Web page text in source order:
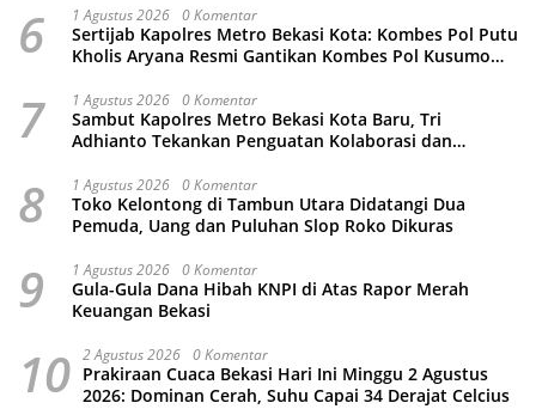
6 1 Agustus 2026 0 Komentar
Sertijab Kapolres Metro Bekasi Kota: Kombes Pol Putu
Kholis Aryana Resmi Gantikan Kombes Pol Kusumo
7 1 Agustus 2026 0 Komentar
Sambut Kapolres Metro Bekasi Kota Baru, Tri
Adhianto Tekankan Penguatan Kolaborasi dan
8 1 Agustus 2026 0 Komentar
Toko Kelontong di Tambun Utara Didatangi Dua
Pemuda, Uang dan Puluhan Slop Roko Dikuras
9 1 Agustus 2026 0 Komentar
Gula-Gula Dana Hibah KNPI di Atas Rapor Merah
Keuangan Bekasi
10 2 Agustus 2026 0 Komentar
Prakiraan Cuaca Bekasi Hari Ini Minggu 2 Agustus
2026: Dominan Cerah, Suhu Capai 34 Derajat Celcius